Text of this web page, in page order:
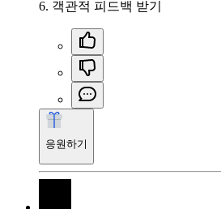
6. 객관적 피드백 받기
응원하기